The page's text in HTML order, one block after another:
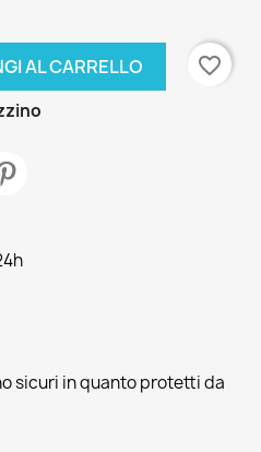
AL CARRELLO
favorite_border
sicuri in quanto protetti da